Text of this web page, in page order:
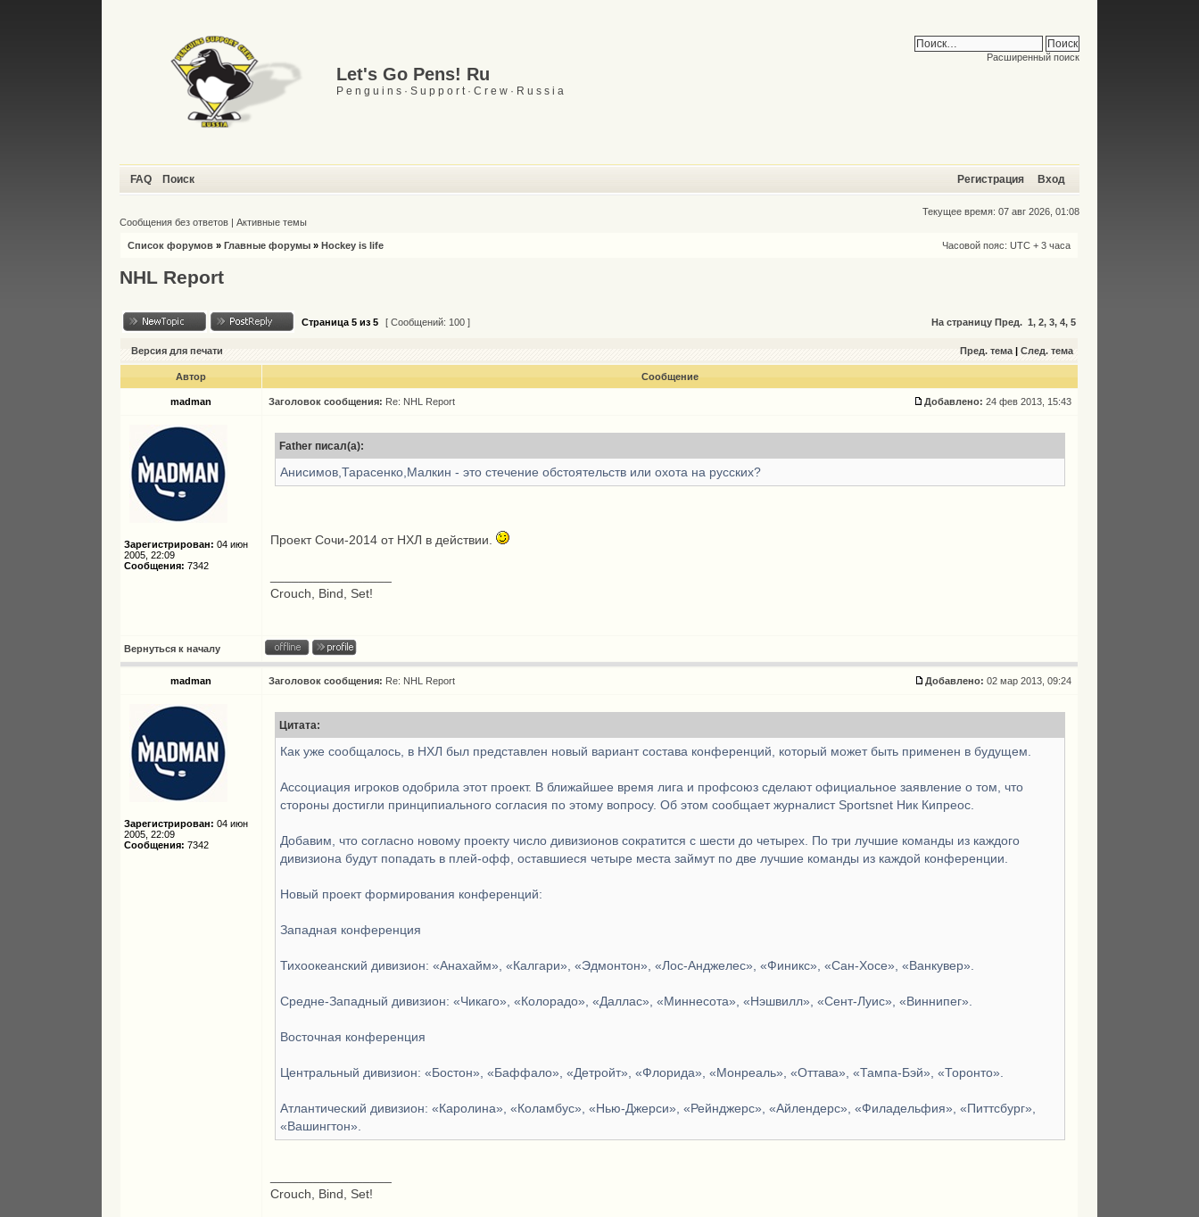
Let's Go Pens! Ru
P e n g u i n s · S u p p o r t · C r e w · R u s s i a
Расширенный поиск
FAQ Поиск Регистрация Вход
Текущее время: 07 авг 2026, 01:08
Сообщения без ответов |Активные темы
Список форумов »Главные форумы »Hockey is life Часовой пояс: UTC + 3 часа
NHL Report
Страница5 из5 [ Сообщений: 100 ] На страницу Пред. 1,2,3,4,5
Версия для печати Пред. тема |След. тема
Автор Сообщение
madman Заголовок сообщения: Re: NHL Report Добавлено: 24 фев 2013, 15:43
Зарегистрирован: 04 июн
2005, 22:09
Сообщения: 7342
Father писал(а):
Анисимов,Тарасенко,Малкин - это стечение обстоятельств или охота на русских?
Проект Сочи-2014 от НХЛ в действии.
Crouch, Bind, Set!
Вернуться к началу
madman Заголовок сообщения: Re: NHL Report Добавлено: 02 мар 2013, 09:24
Зарегистрирован: 04 июн
2005, 22:09
Сообщения: 7342
Цитата:
Как уже сообщалось, в НХЛ был представлен новый вариант состава конференций, который может быть применен в будущем.
Ассоциация игроков одобрила этот проект. В ближайшее время лига и профсоюз сделают официальное заявление о том, что
стороны достигли принципиального согласия по этому вопросу. Об этом сообщает журналист Sportsnet Ник Кипреос.
Добавим, что согласно новому проекту число дивизионов сократится с шести до четырех. По три лучшие команды из каждого
дивизиона будут попадать в плей-офф, оставшиеся четыре места займут по две лучшие команды из каждой конференции.
Новый проект формирования конференций:
Западная конференция
Тихоокеанский дивизион: «Анахайм», «Калгари», «Эдмонтон», «Лос-Анджелес», «Финикс», «Сан-Хосе», «Ванкувер».
Средне-Западный дивизион: «Чикаго», «Колорадо», «Даллас», «Миннесота», «Нэшвилл», «Сент-Луис», «Виннипег».
Восточная конференция
Центральный дивизион: «Бостон», «Баффало», «Детройт», «Флорида», «Монреаль», «Оттава», «Тампа-Бэй», «Торонто».
Атлантический дивизион: «Каролина», «Коламбус», «Нью-Джерси», «Рейнджерс», «Айлендерс», «Филадельфия», «Питтсбург»,
«Вашингтон».
Crouch, Bind, Set!